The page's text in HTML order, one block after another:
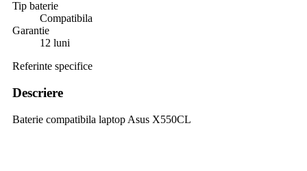
Tip baterie
Compatibila
Garantie
12 luni
Referinte specifice
Descriere
Baterie compatibila laptop Asus X550CL